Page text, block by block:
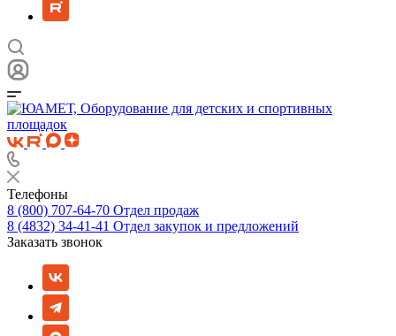
Телефоны
8 (800) 707-64-70 Отдел продаж
8 (4832) 34-41-41 Отдел закупок и предложений
Заказать звонок